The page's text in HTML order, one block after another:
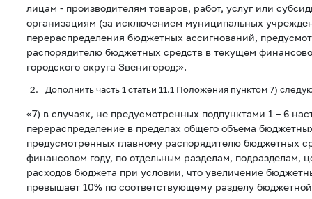
лицам - производителям товаров, работ, услуг или
организациям (за исключением муниципальных
перераспределения бюджетных ассигнований,
распорядителю бюджетных средств в текущем
городского округа Звенигород;».
Дополнить часть 1 статьи 11.1 Положения пунктом 7)
«7) в случаях, не предусмотренных подпунктами 1 – 6
перераспределение в пределах общего объема
предусмотренных главному распорядителю бюджетных
финансовом году, по отдельным разделам, подразделам,
расходов бюджета при условии, что увеличение
превышает 10% по соответствующему разделу